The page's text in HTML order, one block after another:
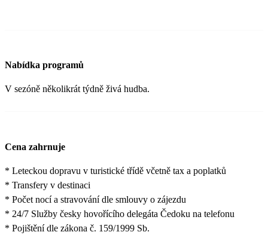
Nabídka programů
V sezóně několikrát týdně živá hudba.
Cena zahrnuje
* Leteckou dopravu v turistické třídě včetně tax a poplatků
* Transfery v destinaci
* Počet nocí a stravování dle smlouvy o zájezdu
* 24/7 Služby česky hovořícího delegáta Čedoku na telefonu
* Pojištění dle zákona č. 159/1999 Sb.